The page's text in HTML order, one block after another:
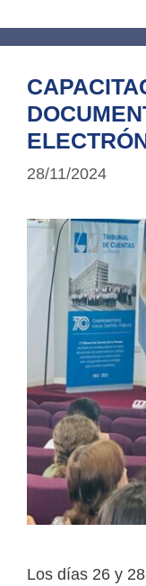
28/11/2024
Los días 26 y